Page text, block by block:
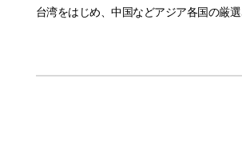
他のお茶とは違う
台湾をはじめ、中国などアジア各国の厳